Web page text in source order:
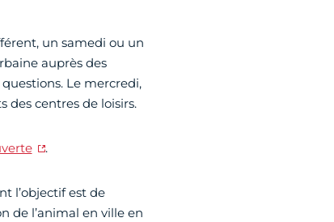
un samedi ou un
auprès des
Le mercredi,
des centres de loisirs.
.
l’objectif est de
de l’animal en ville en